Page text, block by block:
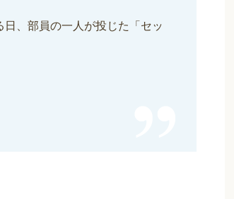
、部員の一人が投じた「セッ